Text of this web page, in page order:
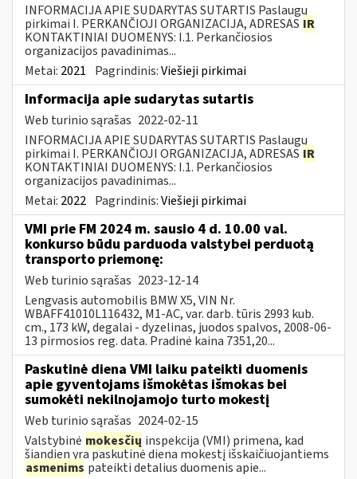
INFORMACIJA APIE SUDARYTAS SUTARTIS Paslaugų
pirkimai I. PERKANČIOJI ORGANIZACIJA, ADRESAS IR
KONTAKTINIAI DUOMENYS: I.1. Perkančiosios
organizacijos pavadinimas...
Metai: 2021 Pagrindinis:Viešieji pirkimai
Informacija apie sudarytas sutartis
Web turinio sąrašas 2022-02-11
INFORMACIJA APIE SUDARYTAS SUTARTIS Paslaugų
pirkimai I. PERKANČIOJI ORGANIZACIJA, ADRESAS IR
KONTAKTINIAI DUOMENYS: I.1. Perkančiosios
organizacijos pavadinimas...
Metai: 2022 Pagrindinis:Viešieji pirkimai
VMI prie FM 2024 m. sausio 4 d. 10.00 val.
konkurso būdu parduoda valstybei perduotą
transporto priemonę:
Web turinio sąrašas 2023-12-14
Lengvasis automobilis BMW X5, VIN Nr.
WBAFF41010L116432, M1-AC, var. darb. tūris 2993 kub.
cm., 173 kW, degalai - dyzelinas, juodos spalvos, 2008-06-
13 pirmosios reg. data. Pradinė kaina 7351,20...
Paskutinė diena VMI laiku pateikti duomenis
apie gyventojams išmokėtas išmokas bei
sumokėti nekilnojamojo turto mokestį
Web turinio sąrašas 2024-02-15
Valstybinė mokesčių inspekcija (VMI) primena, kad
šiandien yra paskutinė diena mokestį išskaičiuojantiems
asmenims pateikti detalius duomenis apie...